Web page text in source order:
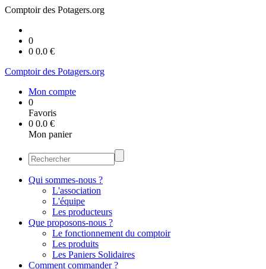
Comptoir des Potagers.org
0
0 0.0 €
Comptoir des Potagers.org
Mon compte
0
Favoris
0 0.0 €
Mon panier
Qui sommes-nous ?
L'association
L'équipe
Les producteurs
Que proposons-nous ?
Le fonctionnement du comptoir
Les produits
Les Paniers Solidaires
Comment commander ?